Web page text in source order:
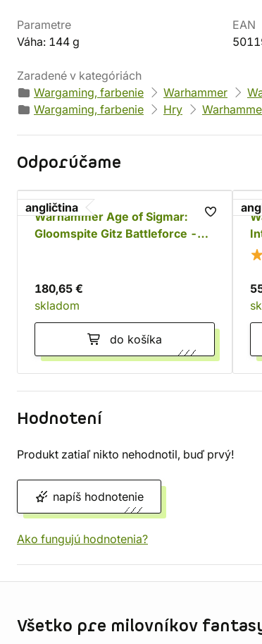
Parametre
Váha: 144 g
EAN
Zaradené v kategóriách
Wargaming, farbenie
Warhammer
Wargaming, farbenie
Hry
Odporúčame
angličtina
Warhammer Age of Sigmar:
Gloomspite Gitz Battleforce -
180,65 €
skladom
do košíka
Hodnotení
Produkt zatiaľ nikto nehodnotil, buď prvý!
napíš hodnotenie
Ako fungujú hodnotenia?
Všetko pre milovníkov